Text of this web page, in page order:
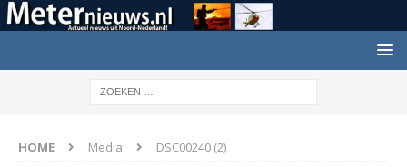
HOME Media DSC00240 (2)